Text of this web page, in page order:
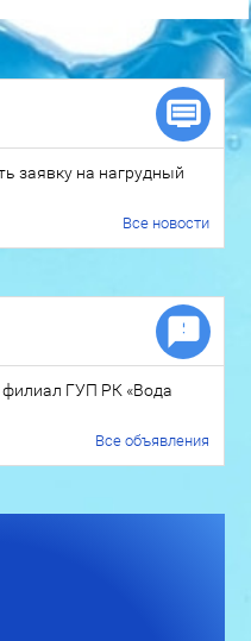
заявку на нагрудный
Все новости
ГУП РК «Вода
Все объявления